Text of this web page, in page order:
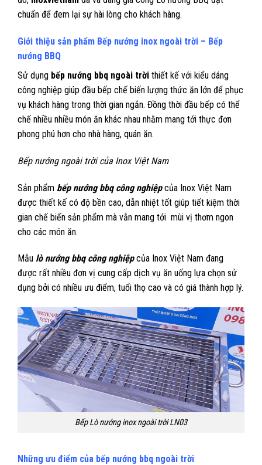
chuẩn để đem lại sự hài lòng cho khách hàng.
Giới thiệu sản phẩm Bếp nướng inox ngoài trời – Bếp
nướng BBQ
Sử dụng bếp nướng bbq ngoài trời thiết kế với kiểu dáng
công nghiệp giúp đầu bếp chế biến lượng thức ăn lớn để phục
vụ khách hàng trong thời gian ngắn. Đồng thời đầu bếp có thể
chế nhiều nhiều món ăn khác nhau nhằm mang tới thực đơn
phong phú hơn cho nhà hàng, quán ăn.
Bếp nướng ngoài trời của Inox Việt Nam
Sản phẩm bếp nướng bbq công nghiệpcủa Inox Việt Nam
được thiết kế có độ bền cao, dẫn nhiệt tốt giúp tiết kiệm thời
gian chế biến sản phẩm mà vẫn mang tới mùi vị thơm ngon
cho các món ăn.
Mẫu lò nướng bbq công nghiệpcủa Inox Việt Nam đang
được rất nhiều đơn vị cung cấp dịch vụ ăn uống lựa chọn sử
dụng bởi có nhiều ưu điểm, tuổi thọ cao và có giá thành hợp lý.
Bếp Lò nướng inox ngoài trời LN03
Những ưu điểm của bếp nướng bbq ngoài trời